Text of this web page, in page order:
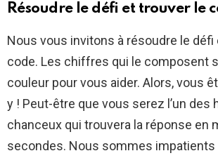
Résoudre le défi et trouver le
Nous vous invitons à résoudre le défi
code. Les chiffres qui le composent
couleur pour vous aider. Alors, vous
y ! Peut-être que vous serez l’un des
chanceux qui trouvera la réponse en
secondes. Nous sommes impatients